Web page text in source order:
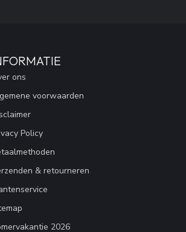
ons
voorwaarden
Policy
& retourneren
2026